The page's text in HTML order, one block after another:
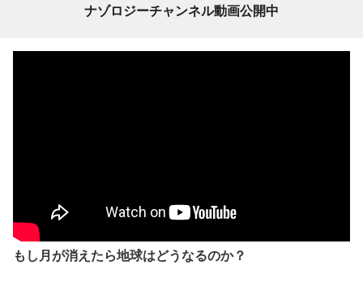
ナゾロジーチャンネル動画公開中
もし月が消えたら地球はどうなるのか？